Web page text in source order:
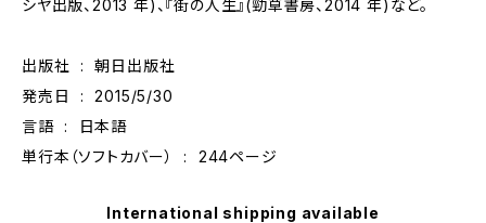
シヤ出版、2013 年)、『街の人生』(勁草書房、2014 年)など。
出版社 ‏ : ‎ 朝日出版社
発売日 ‏ : ‎ 2015/5/30
言語 ‏ : ‎ 日本語
単行本（ソフトカバー） ‏ : ‎ 244ページ
International shipping available